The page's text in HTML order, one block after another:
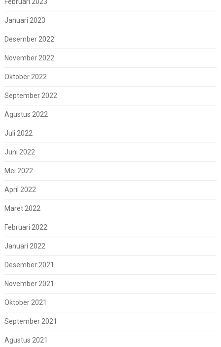
Januari 2023
Desember 2022
November 2022
Oktober 2022
September 2022
Agustus 2022
Juli 2022
Juni 2022
Mei 2022
April 2022
Maret 2022
Februari 2022
Januari 2022
Desember 2021
November 2021
Oktober 2021
September 2021
Agustus 2021